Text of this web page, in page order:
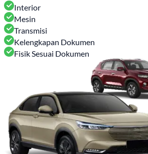
Interior
Mesin
Transmisi
Kelengkapan Dokumen
Fisik Sesuai Dokumen